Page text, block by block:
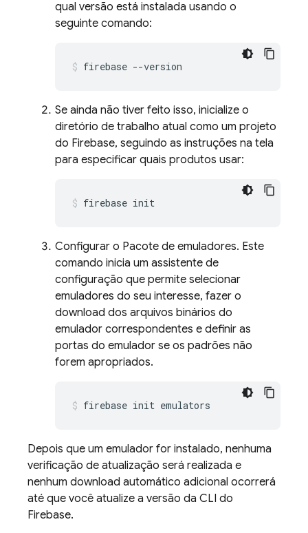
qual versão está instalada usando o
seguinte comando:
firebase --version
Se ainda não tiver feito isso, inicialize o
diretório de trabalho atual como um projeto
do Firebase, seguindo as instruções na tela
para especificar quais produtos usar:
firebase init
Configurar o Pacote de emuladores. Este
comando inicia um assistente de
configuração que permite selecionar
emuladores do seu interesse, fazer o
download dos arquivos binários do
emulador correspondentes e definir as
portas do emulador se os padrões não
forem apropriados.
firebase init emulators
Depois que um emulador for instalado, nenhuma
verificação de atualização será realizada e
nenhum download automático adicional ocorrerá
até que você atualize a versão da CLI do
Firebase.